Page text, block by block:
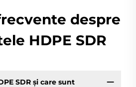
despre
HDPE SDR
SDR și care sunt